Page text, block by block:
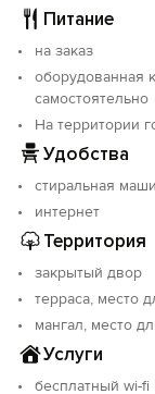
Питание
на заказ
оборудованная
самостоятельно
На территории
Удобства
стиральная
интернет
Территория
закрытый двор
терраса, место
мангал, место
Услуги
бесплатный wi-fi